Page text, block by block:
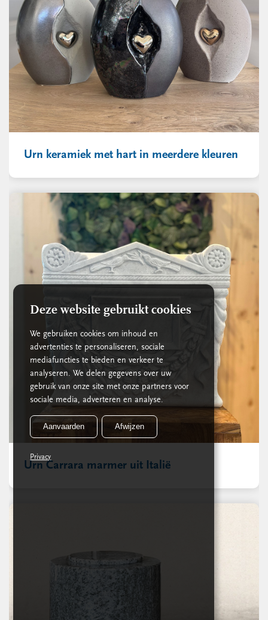
Urn keramiek met hart in meerdere kleuren
Urn Carrara marmer uit Italië
Deze website gebruikt cookies
We gebruiken cookies om inhoud en
advertenties te personaliseren, sociale
mediafuncties te bieden en verkeer te
analyseren. We delen gegevens over uw
gebruik van onze site met onze partners voor
sociale media, adverteren en analyse.
Aanvaarden Afwijzen
Privacy